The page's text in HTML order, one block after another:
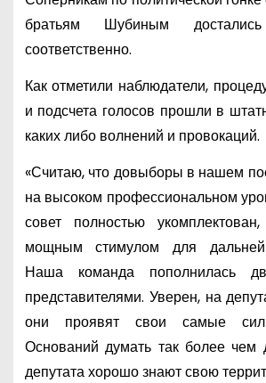
братьям Шубиным
соответственно.
Как отметили наблюдатели,
и подсчета голосов прошли в
каких либо волнений и провокаций.
«Считаю, что довыборы в нашем
на высоком профессиональном
совет полностью
мощным стимулом для
Наша команда пополнилась
представителями. Уверен, на
они проявят свои самые
Оснований думать так более чем
депутата хорошо знают свою